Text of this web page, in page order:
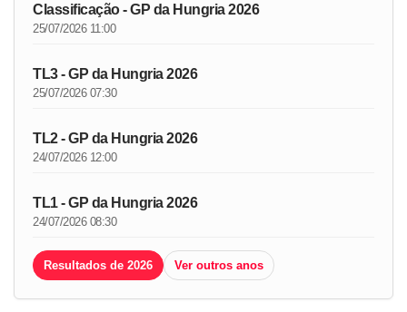
Classificação - GP da Hungria 2026
25/07/2026 11:00
TL3 - GP da Hungria 2026
25/07/2026 07:30
TL2 - GP da Hungria 2026
24/07/2026 12:00
TL1 - GP da Hungria 2026
24/07/2026 08:30
Resultados de 2026 Ver outros anos